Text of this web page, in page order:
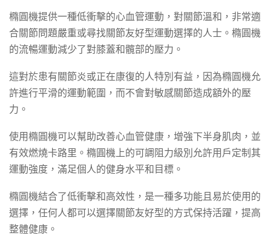
橢圓機提供一種低衝擊的心血管運動，對關節溫和，非常適
合關節問題嚴重或尋找關節友好型運動選擇的人士。橢圓機
的流暢運動減少了對膝蓋和髖部的壓力。
這對於患有關節炎或正在康復的人特別有益，因為橢圓機允
許進行平滑的運動範圍，而不會對敏感關節造成額外的壓
力。
使用橢圓機可以幫助改善心血管健康，增強下半身肌肉，並
有效燃燒卡路里。橢圓機上的可調阻力級別允許用戶定制其
運動強度，滿足個人的健身水平和目標。
橢圓機結合了低衝擊和高效性，是一種多功能且易於使用的
選擇，任何人都可以選擇關節友好型的方式保持活躍，提高
整體健康。